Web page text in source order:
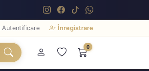
Autentificare Înregistrare
0